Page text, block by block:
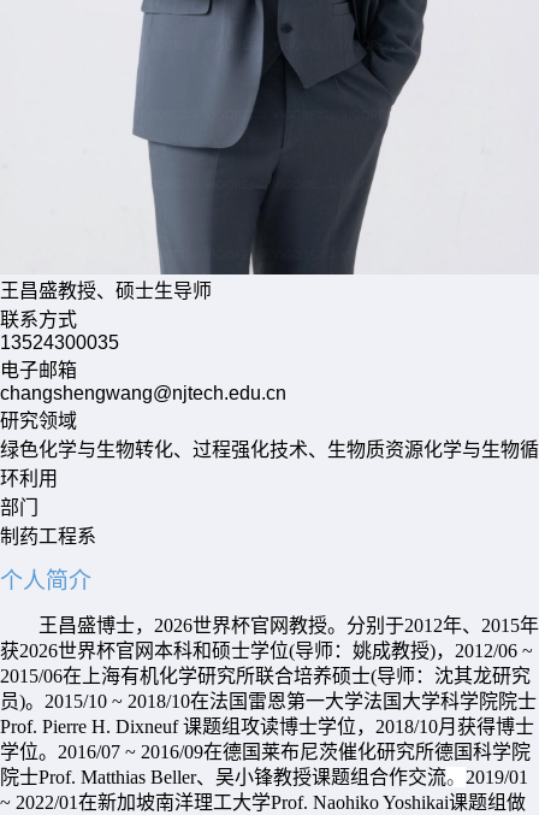
王昌盛教授、硕士生导师
联系方式
13524300035
电子邮箱
changshengwang@njtech.edu.cn
研究领域
绿色化学与生物转化、过程强化技术、生物质资源化学与生物循
环利用
部门
制药工程系
个人简介
王昌盛博士，2026世界杯官网教授。分别于2012年、 2015年
获2026世界杯官网本科和硕士学位(导师：姚成教授)， 2012/06 ~
2015/06在上海有机化学研究所联合培养硕士(导师：沈其龙研究
员)。 2015/10 ~ 2018/10在法国雷恩第一大学法国大学科学院院士
Prof. Pierre H. Dixneuf 课题组攻读博士学位， 2018/10月获得博士
学位。 2016/07 ~ 2016/09在德国莱布尼茨催化研究所德国科学院
院士Prof. Matthias Beller、吴小锋教授课题组合作交流。 2019/01
~ 2022/01在新加坡南洋理工大学Prof. Naohiko Yoshikai课题组做